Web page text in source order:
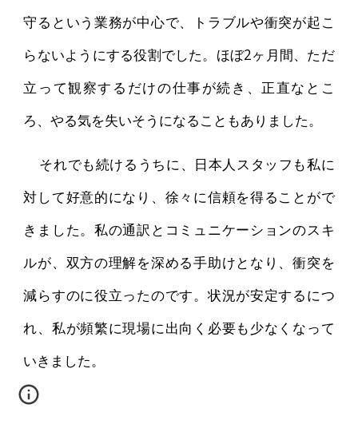
守るという業務が中心で、トラブルや衝突が起こ
らないようにする役割でした。ほぼ2ヶ月間、ただ
立って観察するだけの仕事が続き、正直なとこ
ろ、やる気を失いそうになることもありました。
それでも続けるうちに、日本人スタッフも私に
対して好意的になり、徐々に信頼を得ることがで
きました。私の通訳とコミュニケーションのスキ
ルが、双方の理解を深める手助けとなり、衝突を
減らすのに役立ったのです。状況が安定するにつ
れ、私が頻繁に現場に出向く必要も少なくなって
いきました。